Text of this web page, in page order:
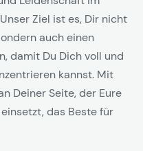
Ziel ist es, Dir nicht
auch einen
damit Du Dich voll und
kannst. Mit
Deiner Seite, der Eure
das Beste für